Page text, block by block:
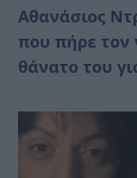
Αθανάσιος
που πήρε τον
θάνατο του